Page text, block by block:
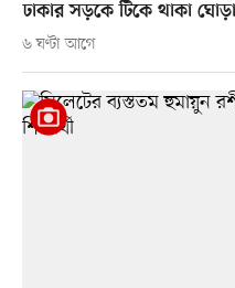
ঢাকার সড়কে টিকে থাকা
৬ ঘণ্টা আগে